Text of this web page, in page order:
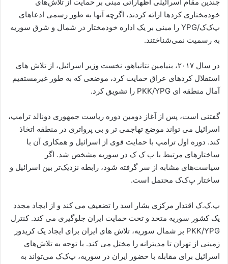
خودمختاری کردها ارائه کردند، اگرچه آنها به طور رسمی ادعاهای
پ‌ک‌ک/YPG را مبنی بر یک اداره خودمختار در شمال و شرق سوریه
به رسمیت نمی‌شناختند.
در سال ۲۰۱۷، بنیامین نتانیاهو، نخست وزیر اسرائیل، از تلاش های
استقلال کردهای عراق حمایت کرد، موضعی که به طور غیرمستقیم
آمال منطقه ای PKK/YPG را تشویق کرد.
گفتنی است، پس از آغاز دومین دوره ریاست جمهوری دونالد ترامپ،
اسرائیل می تواند موضع تهاجمی تر و بی پرواتری در منطقه اتخاذ
کند. دوره اول ترامپ با حمایت قوی از اسرائیل و همکاری آن با
ساختارهای مرتبط با پ ک ک در سوریه مشخص شد. اگر
سیاست‌های مشابه از سر گرفته شود، رابطه نزدیک‌تر بین اسرائیل و
ساختار پ‌ک‌ک محتمل است.
پ.ک.ک اقتدار مرکزی بشار اسد را تضعیف می کند و از ایجاد مجدد
یک کشور سوریه متحد و تحت حمایت ایران جلوگیری می کند. کنترل
PKK/YPG بر شمال سوریه، تلاش های ایران برای ایجاد یک کریدور
زمینی از تهران تا مدیترانه را مختل می کند. با توجه به تلاش‌های
اسرائیل برای مقابله با حضور ایران در سوریه، پ‌ک‌ک می‌تواند به